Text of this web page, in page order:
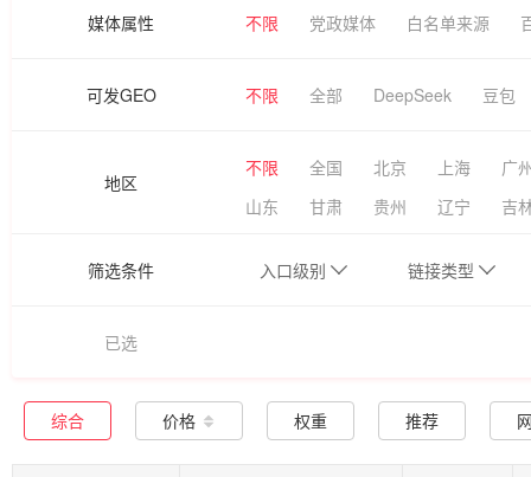
媒体属性 不限 党政媒体 白名单来源
可发GEO 不限 全部 DeepSeek 豆包
地区
不限 全国 北京 上海
广
山东
甘肃 贵州 辽宁 吉
筛选条件 入口级别 链接类型
已选
综合 价格 权重 推荐